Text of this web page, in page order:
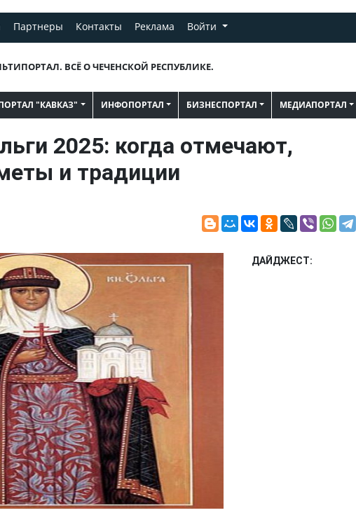
Партнеры Контакты Реклама Войти
ВСЁ О ЧЕЧЕНСКОЙ РЕСПУБЛИКЕ.
"КАВКАЗ" ИНФОПОРТАЛ БИЗНЕСПОРТАЛ МЕДИАПОРТАЛ
2025: когда отмечают,
и традиции
ДАЙДЖЕСТ: